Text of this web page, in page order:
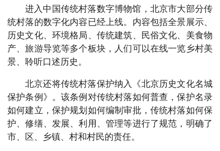
进入中国传统村落数字博物馆，北京市大部分传
统村落的数字化内容已经上线。内容包括全景展示、
历史文化、环境格局、传统建筑、民俗文化、美食物
产、旅游导览等多个板块，人们可以在线一览乡村美
景、聆听口述历史。
北京还将传统村落保护纳入《北京历史文化名城
保护条例》。该条例对传统村落如何普查，保护名录
如何建立，保护规划如何编制审批，传统村落如何保
护、修缮、发展、利用、管理等进行了规范，明确了
市、区、乡镇、村和村民的责任。